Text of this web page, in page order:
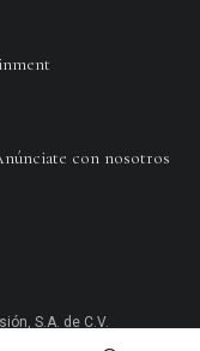
con nosotros
S.A. de C.V.